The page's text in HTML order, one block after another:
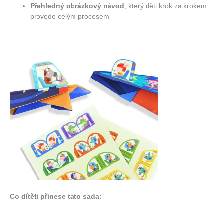
Přehledný obrázkový návod , který děti krok za krokem
provede celým procesem.
Co dítěti přinese tato sada: